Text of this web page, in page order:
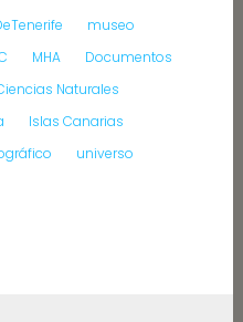
museo
MHA
Documentos
Naturales
Islas Canarias
universo